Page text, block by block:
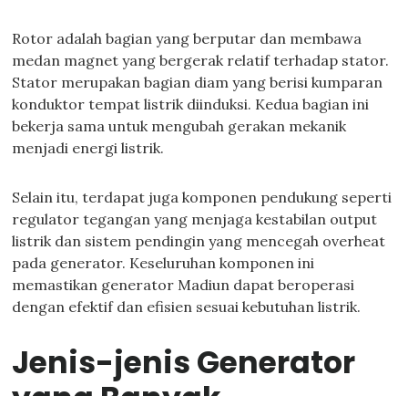
Rotor adalah bagian yang berputar dan membawa
medan magnet yang bergerak relatif terhadap stator.
Stator merupakan bagian diam yang berisi kumparan
konduktor tempat listrik diinduksi. Kedua bagian ini
bekerja sama untuk mengubah gerakan mekanik
menjadi energi listrik.
Selain itu, terdapat juga komponen pendukung seperti
regulator tegangan yang menjaga kestabilan output
listrik dan sistem pendingin yang mencegah overheat
pada generator. Keseluruhan komponen ini
memastikan generator Madiun dapat beroperasi
dengan efektif dan efisien sesuai kebutuhan listrik.
Jenis-jenis Generator